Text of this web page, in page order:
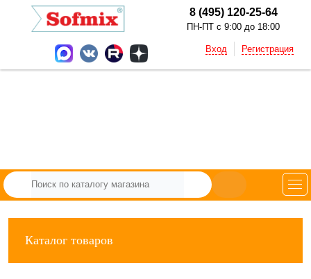
8 (495) 120-25-64
ПН-ПТ с 9:00 до 18:00
Вход Регистрация
Каталог товаров